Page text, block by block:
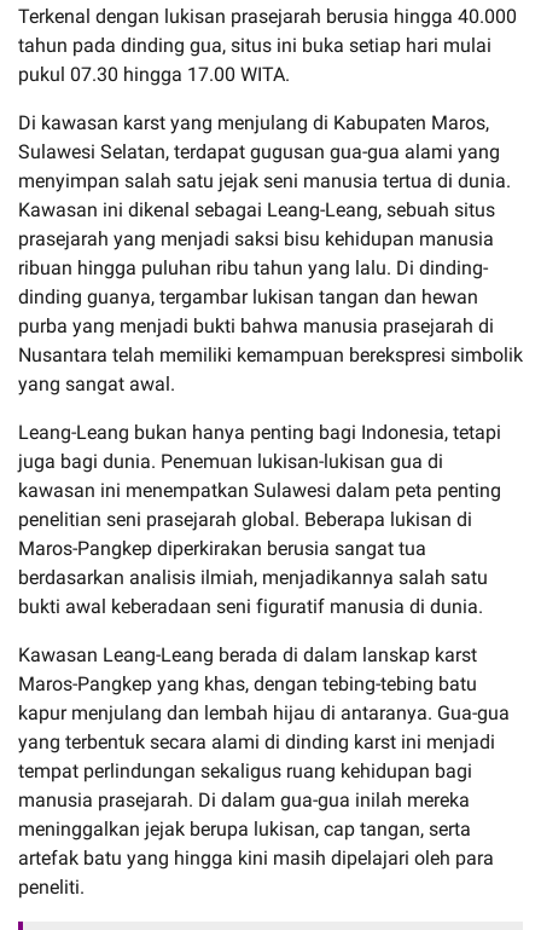
Terkenal dengan lukisan prasejarah berusia hingga 40.000
tahun pada dinding gua, situs ini buka setiap hari mulai
pukul 07.30 hingga 17.00 WITA.
Di kawasan karst yang menjulang di Kabupaten Maros,
Sulawesi Selatan, terdapat gugusan gua-gua alami yang
menyimpan salah satu jejak seni manusia tertua di dunia.
Kawasan ini dikenal sebagai Leang-Leang, sebuah situs
prasejarah yang menjadi saksi bisu kehidupan manusia
ribuan hingga puluhan ribu tahun yang lalu. Di dinding-
dinding guanya, tergambar lukisan tangan dan hewan
purba yang menjadi bukti bahwa manusia prasejarah di
Nusantara telah memiliki kemampuan berekspresi simbolik
yang sangat awal.
Leang-Leang bukan hanya penting bagi Indonesia, tetapi
juga bagi dunia. Penemuan lukisan-lukisan gua di
kawasan ini menempatkan Sulawesi dalam peta penting
penelitian seni prasejarah global. Beberapa lukisan di
Maros-Pangkep diperkirakan berusia sangat tua
berdasarkan analisis ilmiah, menjadikannya salah satu
bukti awal keberadaan seni figuratif manusia di dunia.
Kawasan Leang-Leang berada di dalam lanskap karst
Maros-Pangkep yang khas, dengan tebing-tebing batu
kapur menjulang dan lembah hijau di antaranya. Gua-gua
yang terbentuk secara alami di dinding karst ini menjadi
tempat perlindungan sekaligus ruang kehidupan bagi
manusia prasejarah. Di dalam gua-gua inilah mereka
meninggalkan jejak berupa lukisan, cap tangan, serta
artefak batu yang hingga kini masih dipelajari oleh para
peneliti.